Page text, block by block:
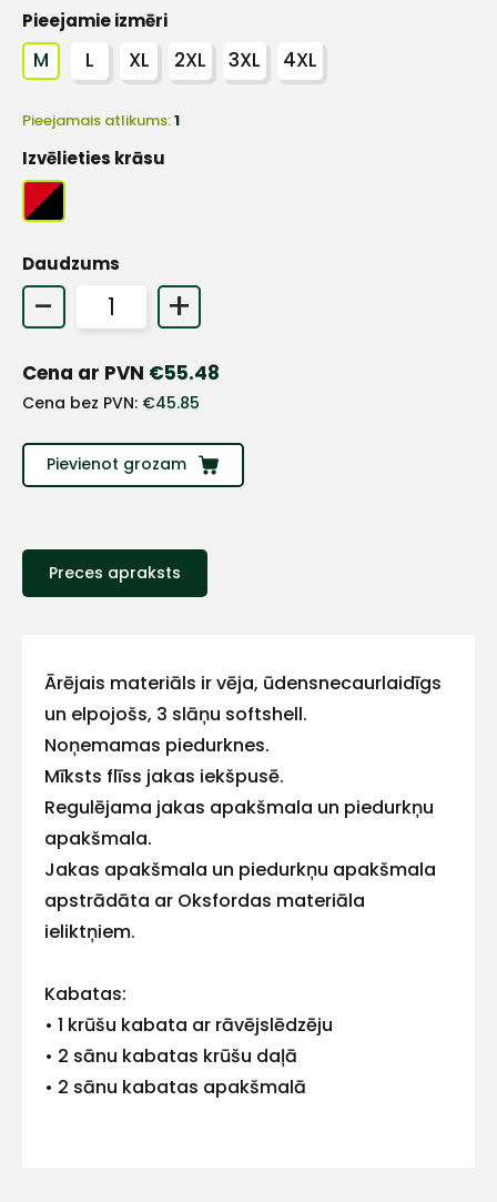
Pieejamie izmēri
M L XL 2XL 3XL 4XL
Pieejamais atlikums:1
Izvēlieties krāsu
Daudzums
- +
Cena ar PVN €55.48
Cena bez PVN: €45.85
Pievienot grozam
Preces apraksts
Ārējais materiāls ir vēja, ūdensnecaurlaidīgs
un elpojošs, 3 slāņu softshell.
Noņemamas piedurknes.
Mīksts flīss jakas iekšpusē.
Regulējama jakas apakšmala un piedurkņu
apakšmala.
Jakas apakšmala un piedurkņu apakšmala
apstrādāta ar Oksfordas materiāla
ieliktņiem.
Kabatas:
• 1 krūšu kabata ar rāvējslēdzēju
• 2 sānu kabatas krūšu daļā
• 2 sānu kabatas apakšmalā
ar
mums!
Atbildēsim
ātrāk
Vārds
E-pasts
+